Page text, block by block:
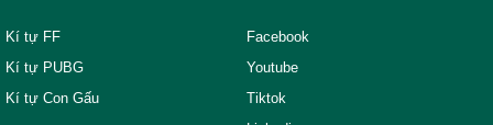
Kí tự FF
Kí tự PUBG
Kí tự Con Gấu
Facebook
Youtube
Tiktok